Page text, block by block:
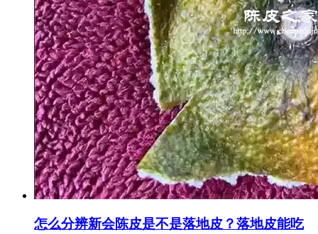
怎么分辨新会陈皮是不是落地皮？落地皮能吃